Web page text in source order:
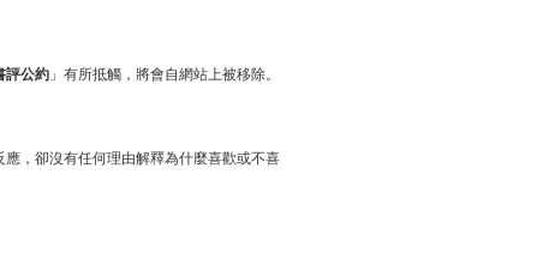
評公約 」有所抵觸，將會自網站上被移除。
，卻沒有任何理由解釋為什麼喜歡或不喜